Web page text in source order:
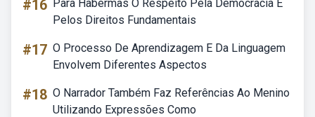
#16 Para Habermas O Respeito Pela Democracia E
Pelos Direitos Fundamentais
#17 O Processo De Aprendizagem E Da Linguagem
Envolvem Diferentes Aspectos
#18 O Narrador Também Faz Referências Ao Menino
Utilizando Expressões Como